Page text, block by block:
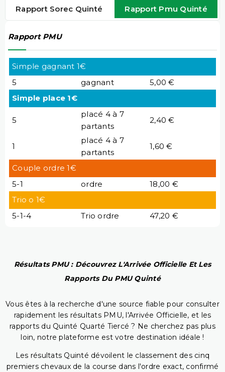
Rapport Sorec Quinté Rapport Pmu Quinté
Rapport PMU
Simple gagnant 1€
5
gagnant
5,00 €
Simple place 1€
5
placé 4 à 7
partants
2,40 €
1
placé 4 à 7
partants
1,60 €
Couple ordre 1€
5-1
ordre
18,00 €
Trio o 1€
5-1-4
Trio ordre 47,20 €
Résultats PMU : Découvrez L'Arrivée Officielle Et Les
Rapports Du PMU Quinté
Vous êtes à la recherche d'une source fiable pour consulter
rapidement les résultats PMU, l'Arrivée Officielle, et les
rapports du Quinté Quarté Tiercé ? Ne cherchez pas plus
loin, notre plateforme est votre destination idéale !
Les résultats Quinté dévoilent le classement des cinq
premiers chevaux de la course dans l'ordre exact, confirmé